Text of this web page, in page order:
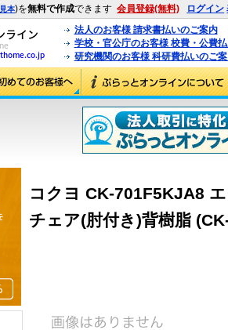
見本)を無料で作成できます 会員登録(無料) ログイン
法人のお客様 請求書払いのご案内
学校・官公庁のお客様 校費・公費
研究機関のお客様 科研費払いのご
コクヨ CK-701F5KJA8
チェア(肘付き)背樹脂